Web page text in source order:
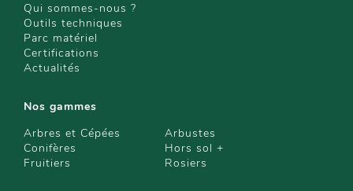
Qui sommes-nous ?
Outils techniques
Parc matériel
Certifications
Actualités
Nos gammes
Arbres et Cépées
Arbustes
Conifères
Hors sol +
Fruitiers
Rosiers